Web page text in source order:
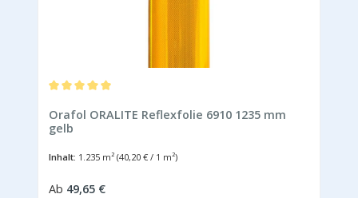
Orafol ORALITE Reflexfolie 6910 1235 mm
gelb
Inhalt: 1.235 m² (40,20 € / 1 m²)
Regulärer Preis:
Ab 49,65 €